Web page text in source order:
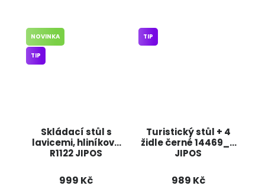
Skládací stůl s
lavicemi, hliníkový
R1122 JIPOS
NOVINKA
TIP
999 Kč
Turistický stůl + 4
židle černé 14469_B
JIPOS
TIP
989 Kč